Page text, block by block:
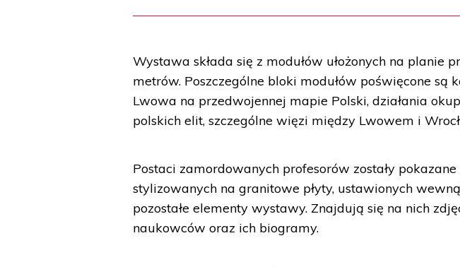
Wystawa składa się z modułów ułożonych na planie
metrów. Poszczególne bloki modułów poświęcone są
Lwowa na przedwojennej mapie Polski, działania
polskich elit, szczególne więzi między Lwowem i
Postaci zamordowanych profesorów zostały
stylizowanych na granitowe płyty, ustawionych
pozostałe elementy wystawy. Znajdują się na nich
naukowców oraz ich biogramy.